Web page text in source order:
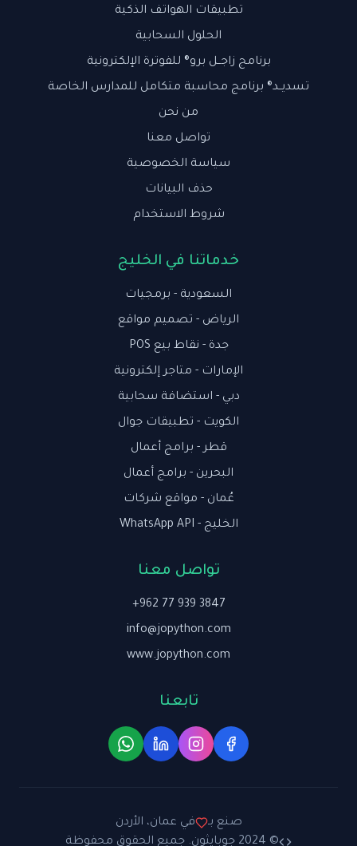
تطبيقات الهواتف الذكية
الحلول السحابية
برنامج زاجــل برو® للفوترة الإلكترونية
تسديــد® برنامج محاسبة متكامل للمدارس الخاصة
من نحن
تواصل معنا
سياسة الخصوصية
حذف البيانات
شروط الاستخدام
خدماتنا في الخليج
السعودية - برمجيات
الرياض - تصميم مواقع
جدة - نقاط بيع POS
الإمارات - متاجر إلكترونية
دبي - استضافة سحابية
الكويت - تطبيقات جوال
قطر - برامج أعمال
البحرين - برامج أعمال
عُمان - مواقع شركات
الخليج - WhatsApp API
تواصل معنا
+962 77 939 3847
info@jopython.com
www.jopython.com
تابعنا
صنع بـ
في عمان، الأردن
© 2024 جوبايثون. جميع الحقوق محفوظة